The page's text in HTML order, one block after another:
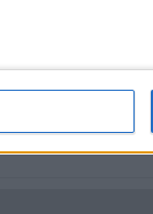
02/07/